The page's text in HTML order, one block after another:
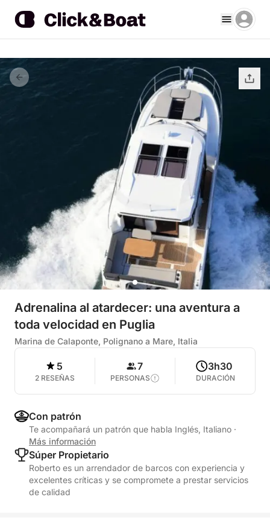
Adrenalina al atardecer: una aventura a
toda velocidad en Puglia
Marina de Calaponte, Polignano a Mare, Italia
5
2 RESEÑAS
7
PERSONAS
3h30
DURACIÓN
Con patrón
Te acompañará un patrón que habla Inglés, Italiano ·
Más información
Súper Propietario
Roberto es un arrendador de barcos con experiencia y
excelentes críticas y se compromete a prestar servicios
de calidad